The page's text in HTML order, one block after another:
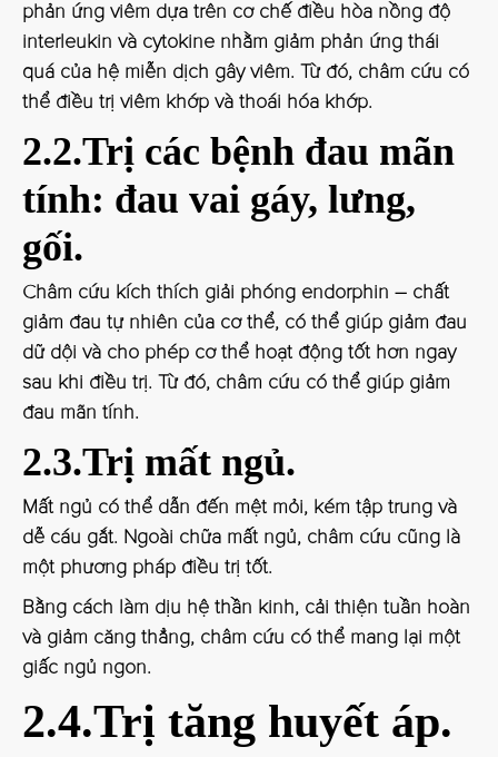
phản ứng viêm dựa trên cơ chế điều hòa nồng độ
interleukin và cytokine nhằm giảm phản ứng thái
quá của hệ miễn dịch gây viêm. Từ đó, châm cứu có
thể điều trị viêm khớp và thoái hóa khớp.
2.2.Trị các bệnh đau mãn
tính: đau vai gáy, lưng,
gối.
Châm cứu kích thích giải phóng endorphin – chất
giảm đau tự nhiên của cơ thể, có thể giúp giảm đau
dữ dội và cho phép cơ thể hoạt động tốt hơn ngay
sau khi điều trị. Từ đó, châm cứu có thể giúp giảm
đau mãn tính.
2.3.Trị mất ngủ.
Mất ngủ có thể dẫn đến mệt mỏi, kém tập trung và
dễ cáu gắt. Ngoài chữa mất ngủ, châm cứu cũng là
một phương pháp điều trị tốt.
Bằng cách làm dịu hệ thần kinh, cải thiện tuần hoàn
và giảm căng thẳng, châm cứu có thể mang lại một
giấc ngủ ngon.
2.4.Trị tăng huyết áp.